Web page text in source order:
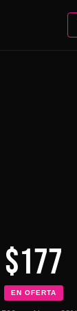
$177
EN OFERTA